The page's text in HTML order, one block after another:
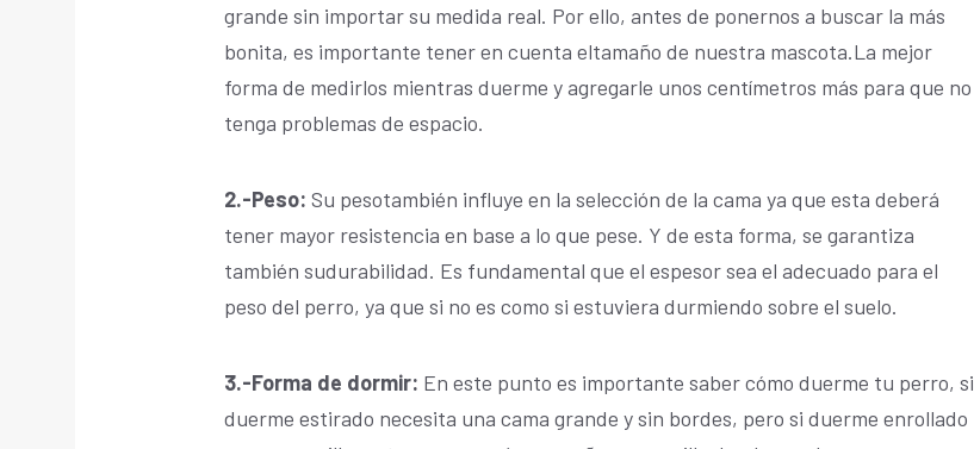
grande sin importar su medida real. Por ello, antes de ponernos a buscar la más
bonita, es importante tener en cuenta eltamaño de nuestra mascota.La mejor
forma de medirlos mientras duerme y agregarle unos centímetros más para que no
tenga problemas de espacio.
2.-Peso: Su pesotambién influye en la selección de la cama ya que esta deberá
tener mayor resistencia en base a lo que pese. Y de esta forma, se garantiza
también sudurabilidad. Es fundamental que el espesor sea el adecuado para el
peso del perro, ya que si no es como si estuviera durmiendo sobre el suelo.
3.-Forma de dormir: En este punto es importante saber cómo duerme tu perro, si
duerme estirado necesita una cama grande y sin bordes, pero si duerme enrollado